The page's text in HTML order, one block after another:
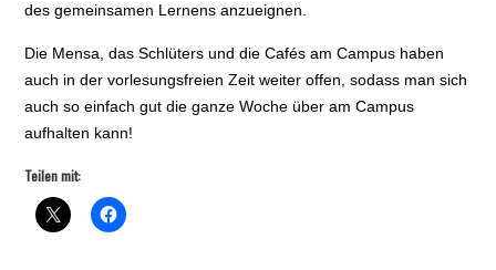
des gemeinsamen Lernens anzueignen.
Die Mensa, das Schlüters und die Cafés am Campus haben
auch in der vorlesungsfreien Zeit weiter offen, sodass man sich
auch so einfach gut die ganze Woche über am Campus
aufhalten kann!
Teilen mit: